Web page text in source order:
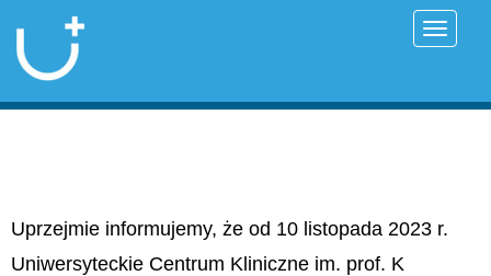
Uprzejmie informujemy, że od 10 listopada 2023 r.
Uniwersyteckie Centrum Kliniczne im. prof. K